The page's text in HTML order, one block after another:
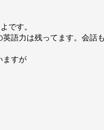
です。
英語力は残ってます。会話
ますが